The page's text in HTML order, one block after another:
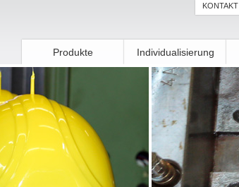
KONTAKT
Produkte Individualisierung